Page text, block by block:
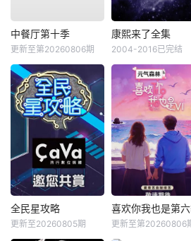
中餐厅第十季
更新至第20260806期
康熙来了全集
2004-2016已完结
全民星攻略
更新至20260805期
喜欢你我也是第
更新至第20260806